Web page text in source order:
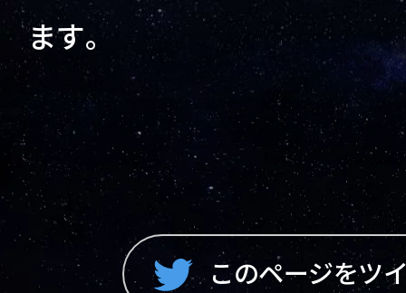
ます。
このページをツ
このページをツ